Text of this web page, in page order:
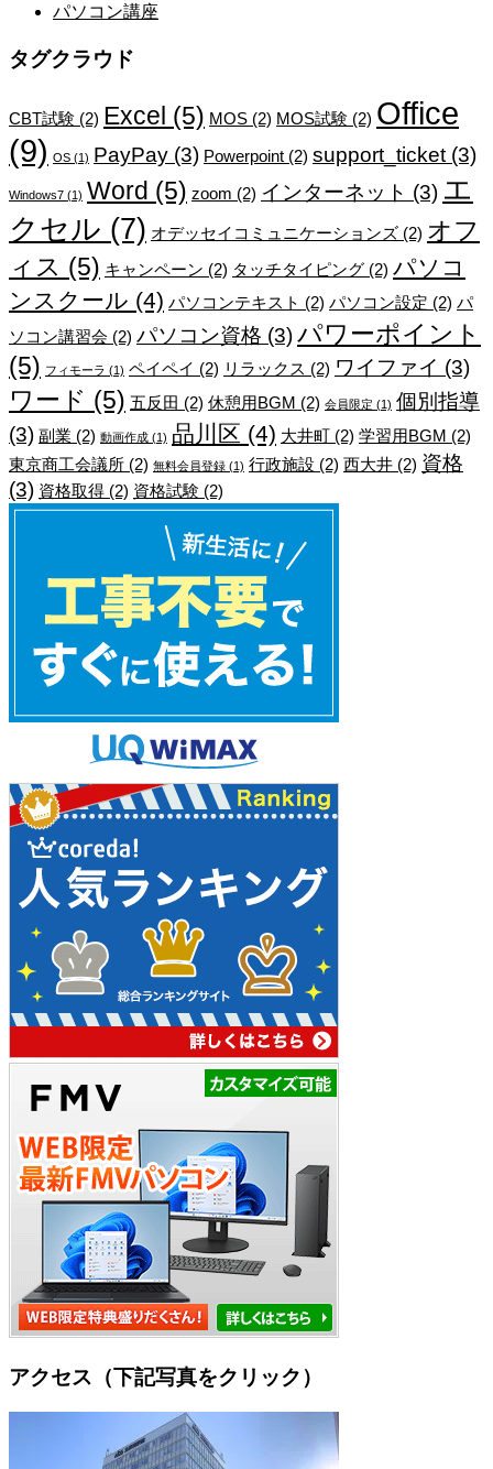
パソコン講座
タグクラウド
CBT試験 (2) Excel (5) MOS (2) MOS試験 (2) Office
(9) OS (1) PayPay (3) Powerpoint (2) support_ticket (3)
Windows7 (1) Word (5) zoom (2) インターネット (3) エ
クセル (7) オデッセイコミュニケーションズ (2) オフ
ィス (5) キャンペーン (2) タッチタイピング (2) パソコ
ンスクール (4) パソコンテキスト (2) パソコン設定 (2) パ
ソコン講習会 (2) パソコン資格 (3)パワーポイント
(5) フィモーラ (1) ペイペイ (2) リラックス (2) ワイファイ (3)
ワード (5) 五反田 (2) 休憩用BGM (2) 会員限定 (1) 個別指導
(3) 副業 (2) 動画作成 (1) 品川区 (4) 大井町 (2) 学習用BGM (2)
東京商工会議所 (2) 無料会員登録 (1) 行政施設 (2) 西大井 (2) 資格
(3) 資格取得 (2) 資格試験 (2)
アクセス（下記写真をクリック）